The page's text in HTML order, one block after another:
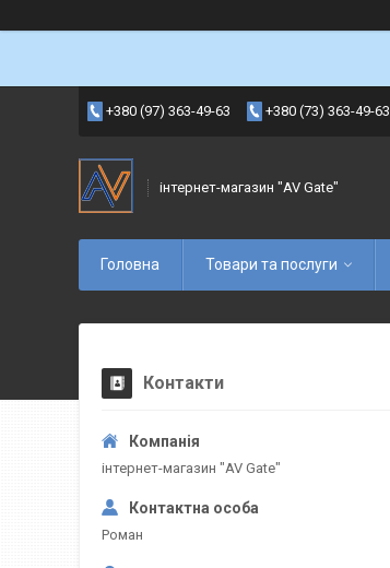
+380 (97) 363-49-63 +380 (73) 363-49-63
інтернет-магазин "AV Gate"
Головна Товари та послуги
Контакти
інтернет-магазин "AV Gate"
Роман